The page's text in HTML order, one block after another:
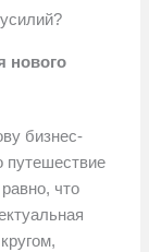
нового
бизнес-
путешествие
что